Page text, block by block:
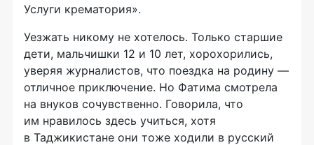
Услуги крематория».
Уезжать никому не хотелось. Только старшие
дети, мальчишки 12 и 10 лет, хорохорились,
уверяя журналистов, что поездка на родину —
отличное приключение. Но Фатима смотрела
на внуков сочувственно. Говорила, что
им нравилось здесь учиться, хотя
в Таджикистане они тоже ходили в русский